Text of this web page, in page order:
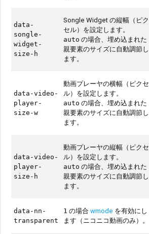
data-
songle-
widget-
size-h
Songle Widget の縦幅（ピク
セル）を設定します。
auto の場合、埋め込まれた
親要素のサイズに自動調節し
ます。
data-video-
player-
size-w
動画プレーヤの横幅（ピクセ
ル）を設定します。
auto の場合、埋め込まれた
親要素のサイズに自動調節し
ます。
data-video-
player-
size-h
動画プレーヤの縦幅（ピクセ
ル）を設定します。
auto の場合、埋め込まれた
親要素のサイズに自動調節し
ます。
data-nn-
transparent
1 の場合wmode を有効にし
ます（ニコニコ動画のみ）。